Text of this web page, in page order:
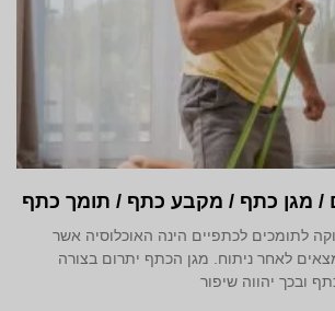
/ מגן כתף / מקבע כתף / תומך כתף
לתומכים לכתפיים הינה האוכלוסיה אשר
לאחר ניתוח. מגן הכתף יתרום בצורה
ובכך יהווה שיפור